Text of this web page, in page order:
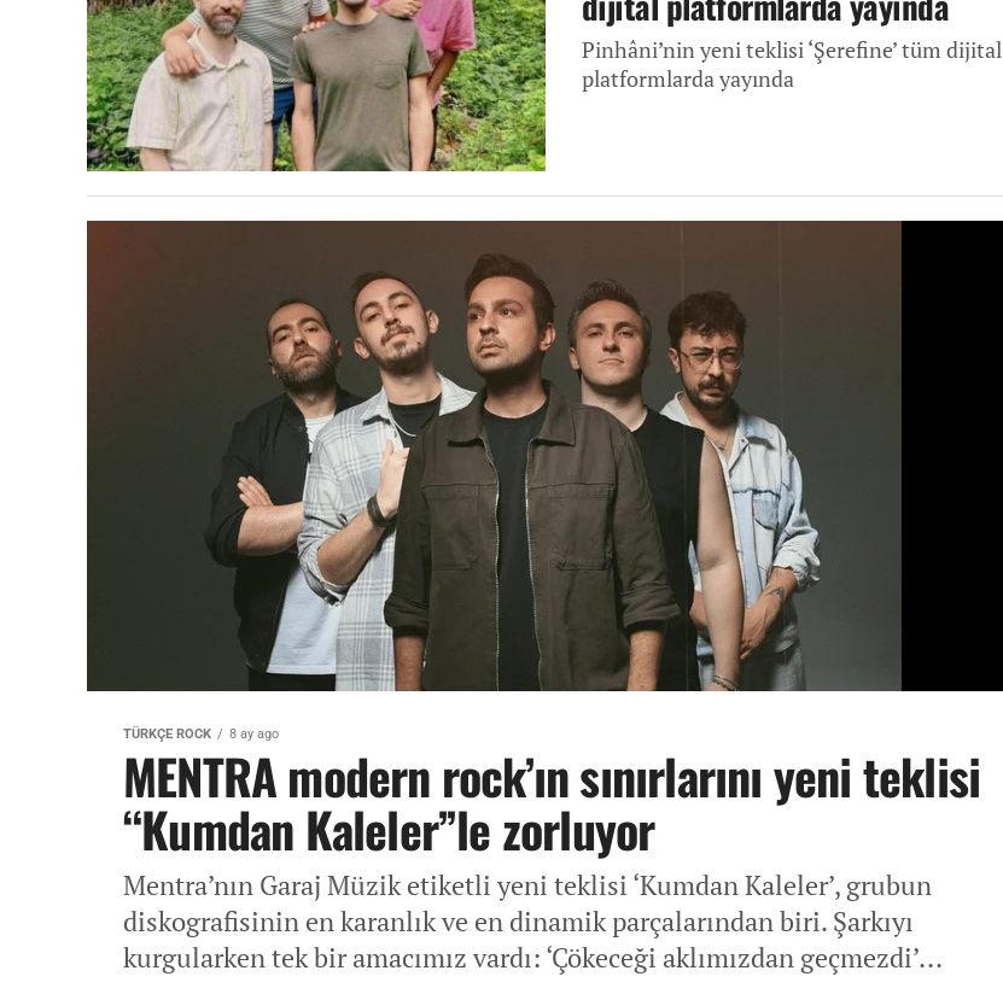
Pinhâni’nin yeni teklisi ‘Şerefine’ tüm dijital
platformlarda yayında
TÜRKÇE ROCK 8 ay ago
MENTRA modern rock’ın sınırlarını yeni teklisi
“Kumdan Kaleler”le zorluyor
Mentra’nın Garaj Müzik etiketli yeni teklisi ‘Kumdan Kaleler’, grubun
diskografisinin en karanlık ve en dinamik parçalarından biri. Şarkıyı
kurgularken tek bir amacımız vardı: ‘Çökeceği aklımızdan geçmezdi’...